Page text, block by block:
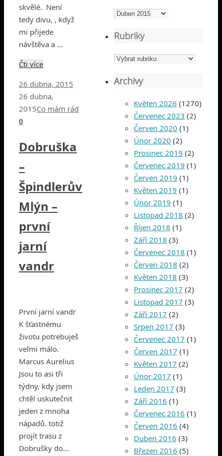
skvělé. Není
tedy divu, , když
mi přijede
návštěva a …
Čti více
26 dubna, 2015
26 dubna,
2015Co mám rád
0
Dobruška
–
Špindlerův
Mlýn –
první
jarní
vandr
První jarní vandr
K šťastnému
životu potrebuješ
veľmi málo.
Marcus Aurelius
Jsou to asi tři
týdny, kdy jsem
chtěl uskutečnit
jeden z mnoha
nápadů. totiž
projít trasu z
Dobrušky do…
Archivy
Rubriky
Rubriky
Archivy
Květen 2026 (1270)
Červenec 2023 (2)
Červen 2020 (1)
Únor 2020 (2)
Prosinec 2019 (2)
Červenec 2019 (1)
Červen 2019 (1)
Květen 2019 (1)
Únor 2019 (1)
Listopad 2018 (2)
Říjen 2018 (1)
Září 2018 (3)
Červenec 2018 (1)
Červen 2018 (2)
Květen 2018 (3)
Prosinec 2017 (2)
Listopad 2017 (3)
Září 2017 (2)
Srpen 2017 (3)
Červenec 2017 (1)
Červen 2017 (1)
Květen 2017 (2)
Únor 2017 (1)
Leden 2017 (3)
Září 2016 (1)
Červenec 2016 (1)
Červen 2016 (4)
Duben 2016 (3)
Březen 2016 (5)